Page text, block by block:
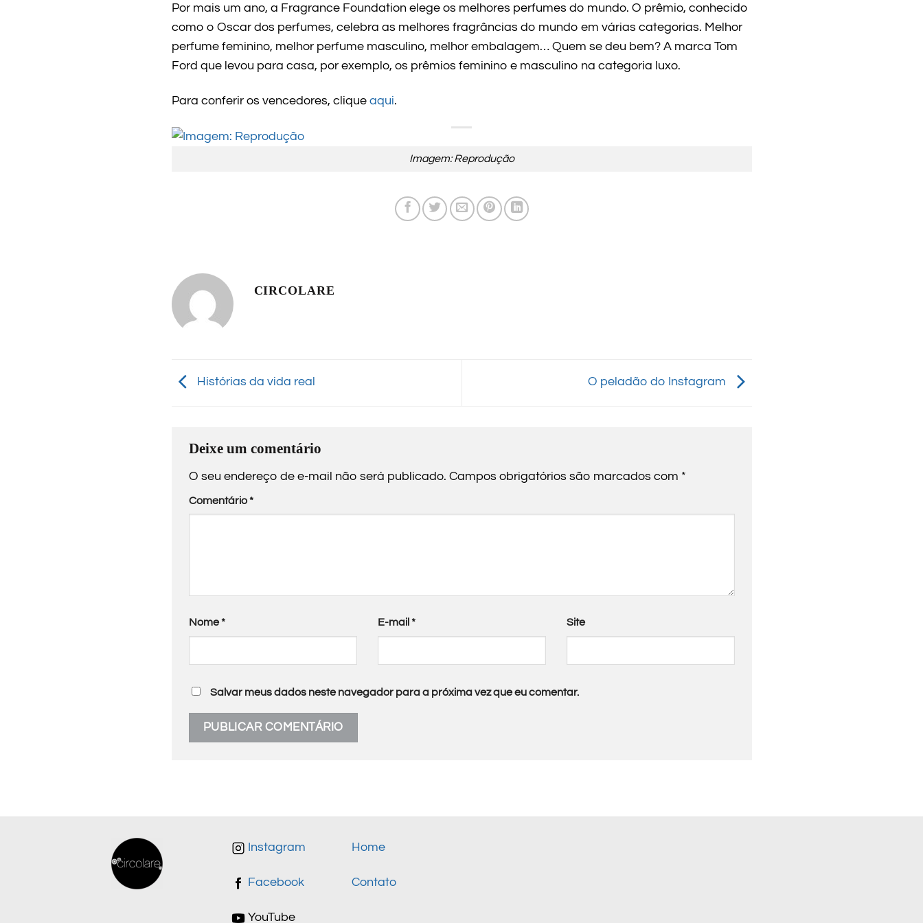
Por mais um ano, a Fragrance Foundation elege os melhores perfumes do mundo. O prêmio, conhecido
como o Oscar dos perfumes, celebra as melhores fragrâncias do mundo em várias categorias. Melhor
perfume feminino, melhor perfume masculino, melhor embalagem… Quem se deu bem? A marca Tom
Ford que levou para casa, por exemplo, os prêmios feminino e masculino na categoria luxo.
Para conferir os vencedores, clique aqui.
Imagem: Reprodução
CIRCOLARE
Histórias da vida real O peladão do Instagram
Deixe um comentário
O seu endereço de e-mail não será publicado. Campos obrigatórios são marcados com *
Comentário*
Nome* E-mail * Site
Salvar meus dados neste navegador para a próxima vez que eu comentar.
Instagram
Facebook
YouTube
Home
Contato